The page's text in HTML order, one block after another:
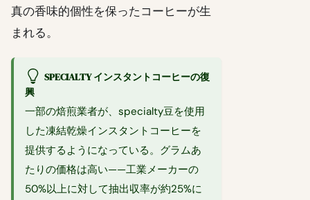
真の香味的個性を保ったコーヒーが生
まれる。
SPECIALTY インスタントコーヒーの復
興
一部の焙煎業者が、specialty豆を使用
した凍結乾燥インスタントコーヒーを
提供するようになっている。グラムあ
たりの価格は高い——工業メーカーの
50%以上に対して抽出収率が約25%に